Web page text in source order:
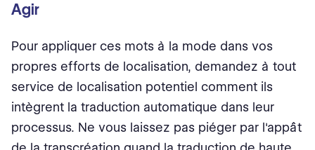
Agir
Pour appliquer ces mots à la mode dans vos
propres efforts de localisation, demandez à tout
service de localisation potentiel comment ils
intègrent la traduction automatique dans leur
processus. Ne vous laissez pas piéger par l'appât